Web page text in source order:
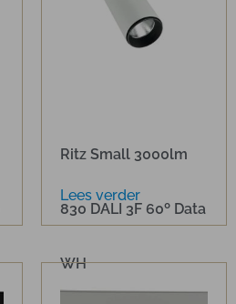
Ritz Small 3000lm
830 DALI 3F 60º Data
WH
Lees verder